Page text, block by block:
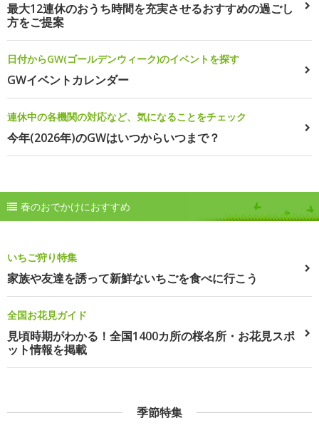
最大12連休のおうち時間を充実させるおすすめの過ごし
方をご提案
日付からGW(ゴールデンウィーク)のイベントを探す
GWイベントカレンダー
連休中の各機関の対応など、気になることをチェック
今年(2026年)のGWはいつからいつまで？
春のおでかけにおすすめ
いちご狩り特集
家族や友達を誘って新鮮ないちごを食べに行こう
全国お花見ガイド
見頃時期がわかる！全国1400カ所の桜名所・お花見スポ
ット情報を掲載
季節特集